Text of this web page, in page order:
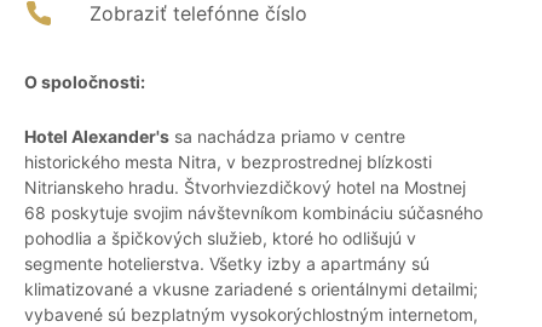
Zobraziť telefónne číslo
O spoločnosti:
Hotel Alexander's sa nachádza priamo v centre
historického mesta Nitra, v bezprostrednej blízkosti
Nitrianskeho hradu. Štvorhviezdičkový hotel na Mostnej
68 poskytuje svojim návštevníkom kombináciu súčasného
pohodlia a špičkových služieb, ktoré ho odlišujú v
segmente hotelierstva. Všetky izby a apartmány sú
klimatizované a vkusne zariadené s orientálnymi detailmi;
vybavené sú bezplatným vysokorýchlostným internetom,